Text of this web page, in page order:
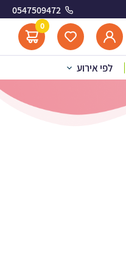
0547509472
0
לפי אירוע